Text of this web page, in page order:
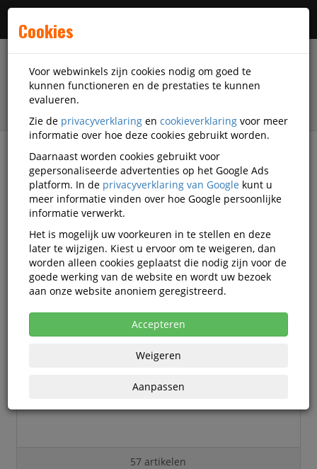
filter
Kantoorartikelen Brother
Brother kantoorartikelen
Brother Stempels en toebehoren
57 artikelen
Cookies
Voor webwinkels zijn cookies nodig om goed te
kunnen functioneren en de prestaties te kunnen
evalueren.
Zie de privacyverklaring en cookieverklaring voor meer
informatie over hoe deze cookies gebruikt worden.
Daarnaast worden cookies gebruikt voor
gepersonaliseerde advertenties op het Google Ads
platform. In de privacyverklaring van Google kunt u
meer informatie vinden over hoe Google persoonlijke
informatie verwerkt.
Het is mogelijk uw voorkeuren in te stellen en deze
later te wijzigen. Kiest u ervoor om te weigeren, dan
worden alleen cookies geplaatst die nodig zijn voor de
goede werking van de website en wordt uw bezoek
aan onze website anoniem geregistreerd.
Accepteren
Weigeren
Aanpassen